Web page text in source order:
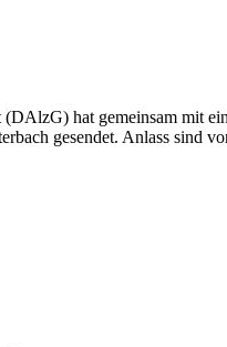
hat gemeinsam mit
gesendet. Anlass sind